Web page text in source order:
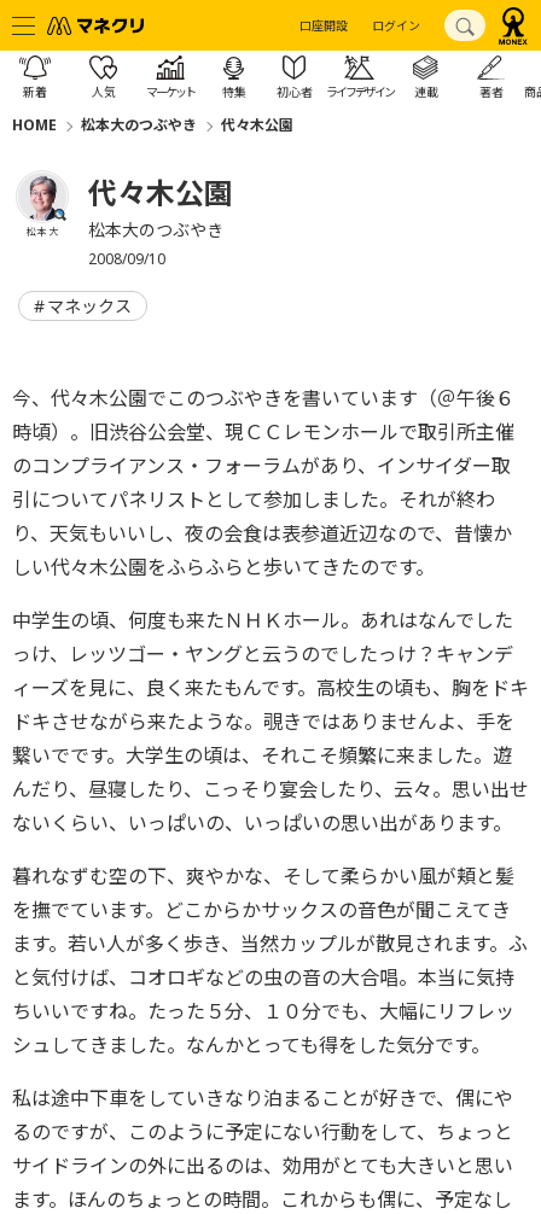
口座開設 ログイン
新着 人気 マーケット 特集 初心者 ライフデザイン 連載 著者 商
HOME 松本大のつぶやき 代々木公園
松本 大
代々木公園
松本大のつぶやき
2008/09/10
マネックス
今、代々木公園でこのつぶやきを書いています（＠午後６
時頃）。旧渋谷公会堂、現ＣＣレモンホールで取引所主催
のコンプライアンス・フォーラムがあり、インサイダー取
引についてパネリストとして参加しました。それが終わ
り、天気もいいし、夜の会食は表参道近辺なので、昔懐か
しい代々木公園をふらふらと歩いてきたのです。
中学生の頃、何度も来たＮＨＫホール。あれはなんでした
っけ、レッツゴー・ヤングと云うのでしたっけ？キャンデ
ィーズを見に、良く来たもんです。高校生の頃も、胸をドキ
ドキさせながら来たような。覗きではありませんよ、手を
繋いでです。大学生の頃は、それこそ頻繁に来ました。遊
んだり、昼寝したり、こっそり宴会したり、云々。思い出せ
ないくらい、いっぱいの、いっぱいの思い出があります。
暮れなずむ空の下、爽やかな、そして柔らかい風が頬と髪
を撫でています。どこからかサックスの音色が聞こえてき
ます。若い人が多く歩き、当然カップルが散見されます。ふ
と気付けば、コオロギなどの虫の音の大合唱。本当に気持
ちいいですね。たった５分、１０分でも、大幅にリフレッ
シュしてきました。なんかとっても得をした気分です。
私は途中下車をしていきなり泊まることが好きで、偶にや
るのですが、このように予定にない行動をして、ちょっと
サイドラインの外に出るのは、効用がとても大きいと思い
ます。ほんのちょっとの時間。これからも偶に、予定なし